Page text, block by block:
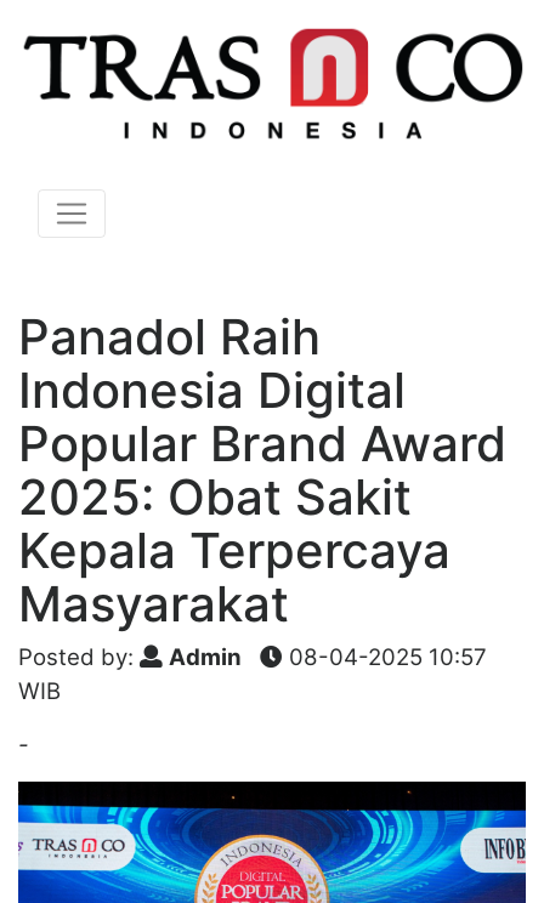
Panadol Raih
Indonesia Digital
Popular Brand Award
2025: Obat Sakit
Kepala Terpercaya
Masyarakat
Posted by: Admin
08-04-2025 10:57
WIB
-